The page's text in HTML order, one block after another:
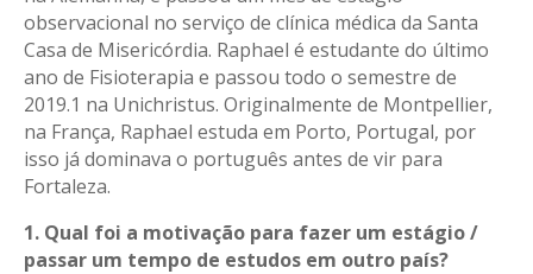
observacional no serviço de clínica médica da Santa
Casa de Misericórdia. Raphael é estudante do último
ano de Fisioterapia e passou todo o semestre de
2019.1 na Unichristus. Originalmente de Montpellier,
na França, Raphael estuda em Porto, Portugal, por
isso já dominava o português antes de vir para
Fortaleza.
1. Qual foi a motivação para fazer um estágio /
passar um tempo de estudos em outro país?